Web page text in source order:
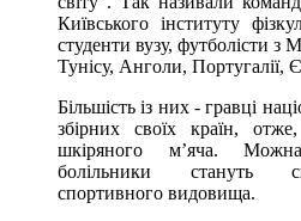
Київського інституту
студенти вузу, футболісти з
Тунісу, Анголи, Португалії,
Більшість із них - гравці
збірних своїх країн,
шкіряного м’яча.
болільники стануть
спортивного видовища.